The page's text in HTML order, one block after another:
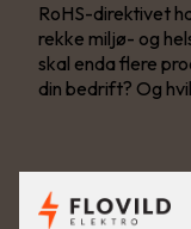
RoHS-direktivet
rekke miljø- og
skal enda flere
din bedrift? Og